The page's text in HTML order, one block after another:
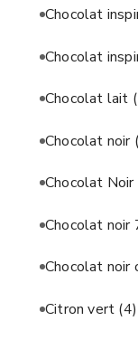
Chocolat
Chocolat
Chocolat lait
Chocolat noir
Chocolat Noir
Chocolat noir
Chocolat noir
Citron vert (4)